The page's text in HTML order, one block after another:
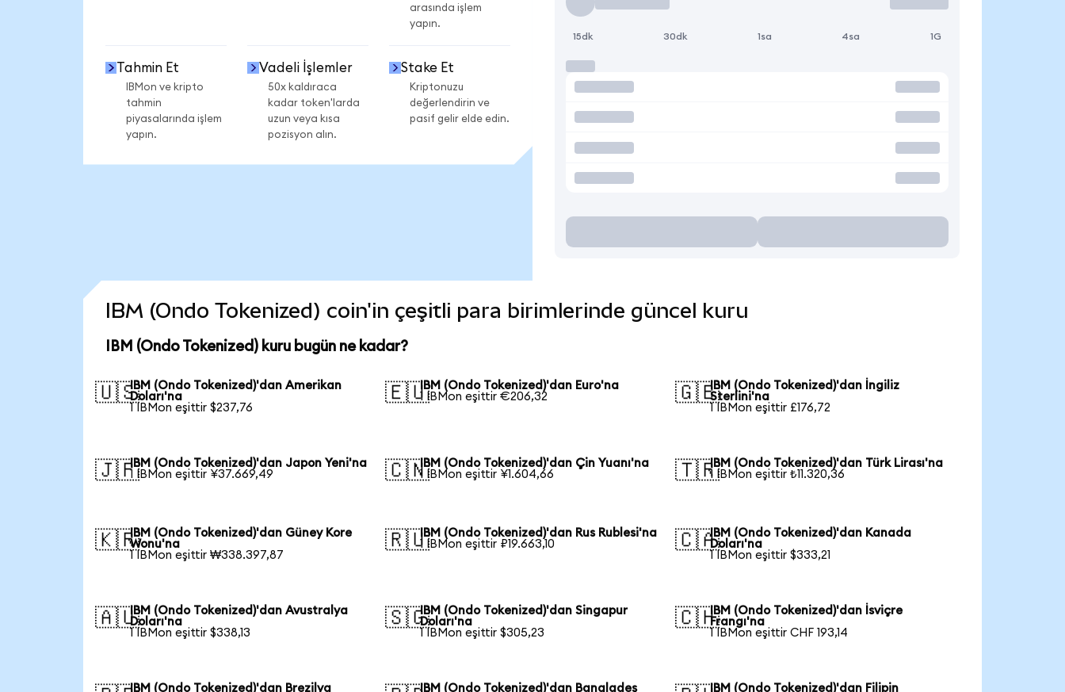
arasında işlem
yapın.
Tahmin Et
IBMon ve kripto
tahmin
piyasalarında işlem
yapın.
Vadeli İşlemler
50x kaldıraca
kadar token'larda
uzun veya kısa
pozisyon alın.
Stake Et
Kriptonuzu
değerlendirin ve
pasif gelir elde edin.
15dk 30dk 1sa 4sa 1G
IBM (Ondo Tokenized) coin'in çeşitli para birimlerinde güncel kuru
IBM (Ondo Tokenized) kuru bugün ne kadar?
🇺🇸IBM (Ondo Tokenized)'dan Amerikan
Doları'na
1 IBMon eşittir $237,76
🇪🇺IBM (Ondo Tokenized)'dan Euro'na
1 IBMon eşittir €206,32
🇬🇧IBM (Ondo Tokenized)'dan İngiliz
Sterlini'na
1 IBMon eşittir £176,72
🇯🇵IBM (Ondo Tokenized)'dan Japon Yeni'na
1 IBMon eşittir ¥37.669,49
🇨🇳IBM (Ondo Tokenized)'dan Çin Yuanı'na
1 IBMon eşittir ¥1.604,66
🇹🇷IBM (Ondo Tokenized)'dan Türk Lirası'na
1 IBMon eşittir ₺11.320,36
🇰🇷IBM (Ondo Tokenized)'dan Güney Kore
Wonu'na
1 IBMon eşittir ₩338.397,87
🇷🇺IBM (Ondo Tokenized)'dan Rus Rublesi'na
1 IBMon eşittir ₽19.663,10
🇨🇦IBM (Ondo Tokenized)'dan Kanada
Doları'na
1 IBMon eşittir $333,21
🇦🇺IBM (Ondo Tokenized)'dan Avustralya
Doları'na
1 IBMon eşittir $338,13
🇸🇬IBM (Ondo Tokenized)'dan Singapur
Doları'na
1 IBMon eşittir $305,23
🇨🇭IBM (Ondo Tokenized)'dan İsviçre
Frangı'na
1 IBMon eşittir CHF 193,14
IBM (Ondo Tokenized)'dan Brezilya
IBM (Ondo Tokenized)'dan Bangladeş
IBM (Ondo Tokenized)'dan Filipin